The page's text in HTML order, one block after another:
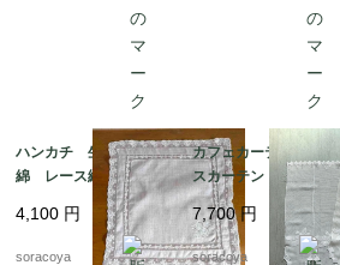
ハンカチ 生成り色木
綿 レース縁取り 白
糸刺繍 ティーナプキ
ン 19cld37
4,100 円
soracoya
カフェカーテン レー
スカーテン とんぼ刺
繍 ２枚組 12cleh22
7,700円
soracoya